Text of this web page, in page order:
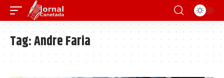
Tag:Andre Faria